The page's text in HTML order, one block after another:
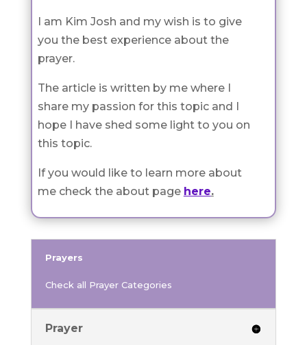
I am Kim Josh and my wish is to give
you the best experience about the
prayer.
The article is written by me where I
share my passion for this topic and I
hope I have shed some light to you on
this topic.
If you would like to learn more about
me check the about page here.
Prayers
Check all Prayer Categories
Prayer